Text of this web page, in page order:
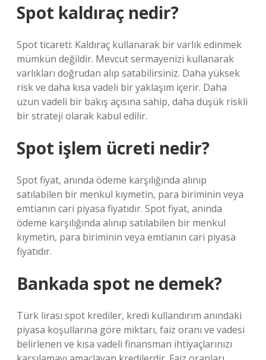
Spot kaldıraç nedir?
Spot ticareti: Kaldıraç kullanarak bir varlık edinmek
mümkün değildir. Mevcut sermayenizi kullanarak
varlıkları doğrudan alıp satabilirsiniz. Daha yüksek
risk ve daha kısa vadeli bir yaklaşım içerir. Daha
uzun vadeli bir bakış açısına sahip, daha düşük riskli
bir strateji olarak kabul edilir.
Spot işlem ücreti nedir?
Spot fiyat, anında ödeme karşılığında alınıp
satılabilen bir menkul kıymetin, para biriminin veya
emtianın cari piyasa fiyatıdır. Spot fiyat, anında
ödeme karşılığında alınıp satılabilen bir menkul
kıymetin, para biriminin veya emtianın cari piyasa
fiyatıdır.
Bankada spot ne demek?
Türk lirası spot krediler, kredi kullandırım anındaki
piyasa koşullarına göre miktarı, faiz oranı ve vadesi
belirlenen ve kısa vadeli finansman ihtiyaçlarınızı